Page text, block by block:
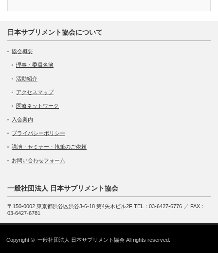
日本サプリメント協会について
協会概要
理事・委員名簿
活動紹介
アクセスマップ
医療ネットワーク
入会案内
プライバシーポリシー
講演・セミナー・執筆のご依頼
お問い合わせフォーム
一般社団法人 日本サプリメント協会
〒150-0002 東京都渋谷区渋谷3-6-18 第4矢木ビル2F TEL：03-6427-6776 ／ FAX：
03-6427-6781
Copyright ©一般社団法人 日本サプリメント協会 All rights reserved.